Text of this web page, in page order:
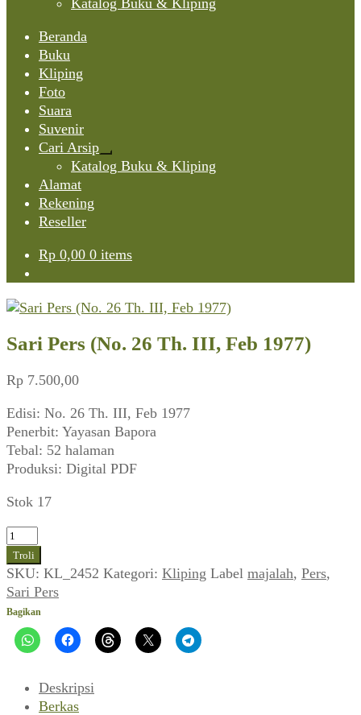
Katalog Buku & Kliping
Beranda
Buku
Kliping
Foto
Suara
Suvenir
Cari Arsip
Expand
child
Katalog Buku & Kliping
Alamat
Rekening
Reseller
Rp 0,00 0 items
Sari Pers (No. 26 Th. III, Feb 1977)
Rp 7.500,00
Edisi: No. 26 Th. III, Feb 1977
Penerbit: Yayasan Bapora
Tebal: 52 halaman
Produksi: Digital PDF
Stok 17
Kuantitas
Sari
Pers
(No.
26
Th.
III,
1977)
Troli
SKU: KL_2452 Kategori: Kliping Label majalah, Pers,
Sari Pers
Bagikan
Deskripsi
Berkas